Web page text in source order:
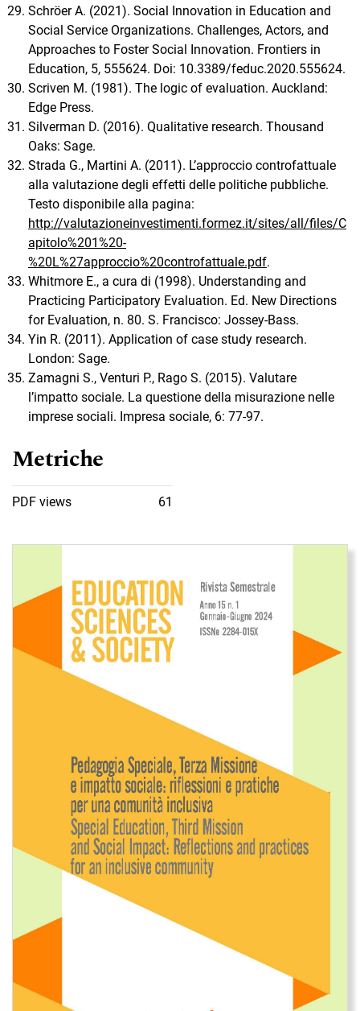
Schröer A. (2021). Social Innovation in Education and
Social Service Organizations. Challenges, Actors, and
Approaches to Foster Social Innovation. Frontiers in
Education, 5, 555624. Doi: 10.3389/feduc.2020.555624.
Scriven M. (1981). The logic of evaluation. Auckland:
Edge Press.
Silverman D. (2016). Qualitative research. Thousand
Oaks: Sage.
Strada G., Martini A. (2011). L’approccio controfattuale
alla valutazione degli effetti delle politiche pubbliche.
Testo disponibile alla pagina:
http://valutazioneinvestimenti.formez.it/sites/all/files/C
apitolo%201%20-
%20L%27approccio%20controfattuale.pdf.
Whitmore E., a cura di (1998). Understanding and
Practicing Participatory Evaluation. Ed. New Directions
for Evaluation, n. 80. S. Francisco: Jossey-Bass.
Yin R. (2011). Application of case study research.
London: Sage.
Zamagni S., Venturi P., Rago S. (2015). Valutare
l’impatto sociale. La questione della misurazione nelle
imprese sociali. Impresa sociale, 6: 77-97.
Metriche
PDF views 61
Immagine di copertina